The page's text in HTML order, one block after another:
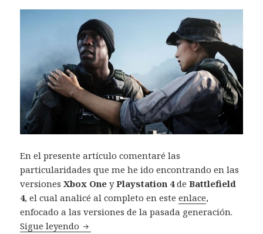
En el presente artículo comentaré las
particularidades que me he ido encontrando en las
versionesXbox One yPlaystation 4deBattlefield
4, el cual analicé al completo en esteenlace,
enfocado a las versiones de la pasada generación.
Sigue leyendo Review Battlefield 4 Xbox One y Ps4: Next-